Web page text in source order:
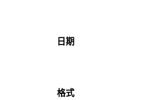
日期
格式